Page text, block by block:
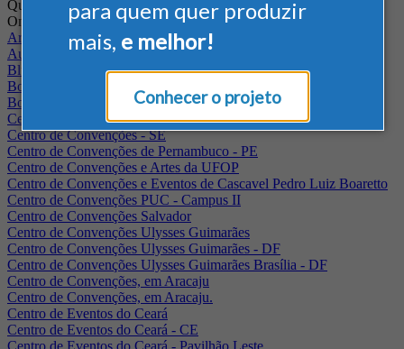
para quem quer produzir
mais, e melhor!
Conhecer o projeto
Quando
Onde
Arena Jaguariuna
Auditório Albano Franco - FIEPA
Blumenau - SC
BolognaFiere
Boulevard Olimpico - RJ
Centro Internacional de Convenções do Brasil, em Brasília
Centro de Convenções - SE
Centro de Convenções de Pernambuco - PE
Centro de Convenções e Artes da UFOP
Centro de Convenções e Eventos de Cascavel Pedro Luiz Boaretto
Centro de Convenções PUC - Campus II
Centro de Convenções Salvador
Centro de Convenções Ulysses Guimarães
Centro de Convenções Ulysses Guimarães - DF
Centro de Convenções Ulysses Guimarães Brasília - DF
Centro de Convenções, em Aracaju
Centro de Convenções, em Aracaju.
Centro de Eventos do Ceará
Centro de Eventos do Ceará - CE
Centro de Eventos do Ceará - Pavilhão Leste